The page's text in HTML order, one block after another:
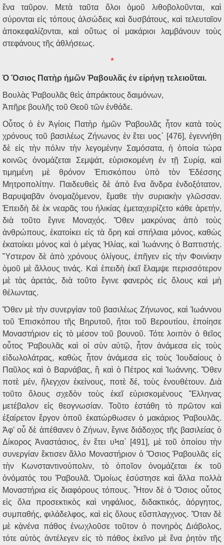
ἕνα ταῦρον. Μετὰ ταῦτα ὅλοι ὁμοῦ λιθοβολοῦνται, καὶ
σύρονται εἰς τόπους ἀλσώδεις καὶ δυσβάτους, καὶ τελευταῖον
ἀποκεφαλίζονται, καὶ οὕτως οἱ μακάριοι λαμβάνουν τοὺς
στεφάνους τῆς ἀθλήσεως.
*
Ὁ Ὅσιος Πατὴρ ἡμῶν Ῥαβουλᾶς ἐν εἰρήνῃ τελειοῦται.
Βουλὰς Ῥαβουλᾶς θεὶς ἀπράκτους δαιμόνων,
Ἀπῆρε βουλῆς τοῦ Θεοῦ τῶν ἐνθάδε.
Οὗτος ὁ ἐν Ἁγίοις Πατὴρ ἡμῶν Ῥαβουλᾶς ἦτον κατὰ τοὺς
χρόνους τοῦ βασιλέως Ζήνωνος ἐν ἔτει υος΄ [476], ἐγεννήθη
δὲ εἰς τὴν πόλιν τὴν λεγομένην Σαμόσατα, ἡ ὁποία τώρα
κοινῶς ὀνομάζεται Σεμψάτ, εὑρισκομένη ἐν τῇ Συρίᾳ, καὶ
τιμημένη μὲ θρόνον Ἐπισκόπου ὑπὸ τὸν Ἐδέσσης
Μητροπολίτην. Παιδευθεὶς δὲ ἀπὸ ἕνα ἄνδρα ἐνδοξότατον,
Βαρυψαβᾶν ὀνομαζόμενον, ἔμαθε τὴν συριακὴν γλῶσσαν.
Ἐπειδὴ δὲ ἐκ νεαρᾶς του ἡλικίας ἐμεταχειρίζετο κάθε ἀρετήν,
διὰ τοῦτο ἔγινε Μοναχός. Ὅθεν μακρύνας ἀπὸ τοὺς
ἀνθρώπους, ἐκατοίκει εἰς τὰ ὄρη καὶ σπήλαια μόνος, καθὼς
ἐκατοίκει μόνος καὶ ὁ μέγας Ἠλίας, καὶ Ἰωάννης ὁ Βαπτιστής.
Ὕστερον δὲ ἀπὸ χρόνους ὀλίγους, ἐπῆγεν εἰς τὴν Φοινίκην
ὁμοῦ μὲ ἄλλους τινάς. Καὶ ἐπειδὴ ἐκεῖ ἔλαμψε περισσότερον
μὲ τὰς ἀρετάς, διὰ τοῦτο ἔγινε φανερὸς εἰς ὅλους καὶ μὴ
θέλωντας.
Ὅθεν μὲ τὴν συνεργίαν τοῦ βασιλέως Ζήνωνος, καὶ Ἰωάννου
τοῦ Ἐπισκόπου τῆς Βηρυτοῦ, ἤτοι τοῦ Βερουτίου, ἐποίησε
Μοναστήριον εἰς τὸ μέσον τοῦ βουνοῦ. Τότε λοιπὸν ὁ θεῖος
οὗτος Ῥαβουλᾶς καὶ οἱ σὺν αὐτῷ, ἦτον ἀνάμεσα εἰς τοὺς
εἰδωλολάτρας, καθὼς ἦτον ἀνάμεσα εἰς τοὺς Ἰουδαίους ὁ
Παῦλος καὶ ὁ Βαρνάβας, ἢ καὶ ὁ Πέτρος καὶ Ἰωάννης. Ὅθεν
ποτὲ μέν, ἤλεγχον ἐκείνους, ποτὲ δέ, τοὺς ἐνουθέτουν. Διὰ
τοῦτο ὅλους σχεδὸν τοὺς ἐκεῖ εὑρισκομένους Ἕλληνας
μετέβαλον εἰς θεογνωσίαν. Τοῦτο ἐστάθη τὸ πρῶτον καὶ
ἐξαίρετον ἔργον ὁποῦ ἐκατώρθωσεν ὁ μακάριος Ῥαβουλᾶς.
Ἀφ’ οὗ δὲ ἀπέθανεν ὁ Ζήνων, ἔγινε διάδοχος τῆς βασιλείας ὁ
Δίκορος Ἀναστάσιος, ἐν ἔτει υϞα΄ [491], μὲ τοῦ ὁποίου τὴν
συνεργίαν ἔκτισεν ἄλλο Μοναστήριον ὁ Ὅσιος Ῥαβουλᾶς εἰς
τὴν Κωνσταντινούπολιν, τὸ ὁποῖον ὀνομάζεται ἐκ τοῦ
ὀνόματός του Ῥαβουλᾶ. Ὁμοίως ἐσύστησε καὶ ἄλλα πολλὰ
Μοναστήρια εἰς διαφόρους τόπους. Ἦτον δὲ ὁ Ὅσιος οὗτος
εἰς ὅλα προσεκτικὸς καὶ νηφάλιος, διδακτικός, ἀόργητος,
συμπαθής, φιλάδελφος, καὶ εἰς ὅλους εὔσπλαγχνος. Ὅταν δὲ
μὲ κᾀνένα πάθος ἐνωχλοῦσε τοῦτον ὁ πονηρὸς Διάβολος,
τότε αὐτὸς ἀντέλεγεν εἰς τὸ πάθος ἐκεῖνο μὲ ἕνα ῥητὸν τῆς